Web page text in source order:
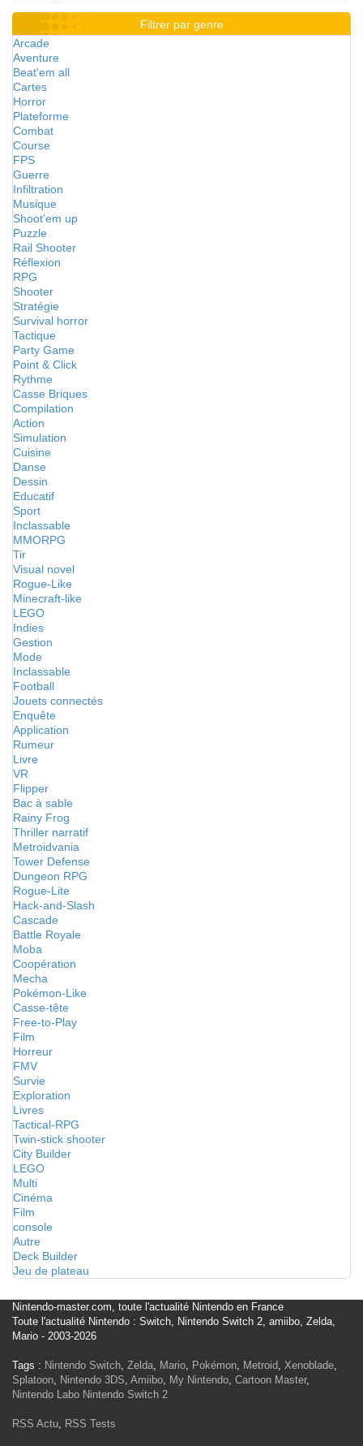
Filtrer par genre
Arcade
Aventure
Beat'em all
Cartes
Horror
Plateforme
Combat
Course
FPS
Guerre
Infiltration
Musique
Shoot'em up
Puzzle
Rail Shooter
Réflexion
RPG
Shooter
Stratégie
Survival horror
Tactique
Party Game
Point & Click
Rythme
Casse Briques
Compilation
Action
Simulation
Cuisine
Danse
Dessin
Educatif
Sport
Inclassable
MMORPG
Tir
Visual novel
Rogue-Like
Minecraft-like
LEGO
Indies
Gestion
Mode
Inclassable
Football
Jouets connectés
Enquête
Application
Rumeur
Livre
VR
Flipper
Bac à sable
Rainy Frog
Thriller narratif
Metroidvania
Tower Defense
Dungeon RPG
Rogue-Lite
Hack-and-Slash
Cascade
Battle Royale
Moba
Coopération
Mecha
Pokémon-Like
Casse-tête
Free-to-Play
Film
Horreur
FMV
Survie
Exploration
Livres
Tactical-RPG
Twin-stick shooter
City Builder
LEGO
Multi
Cinéma
Film
console
Autre
Deck Builder
Jeu de plateau
Nintendo-master.com, toute l'actualité Nintendo en France
Toute l'actualité Nintendo : Switch, Nintendo Switch 2, amiibo, Zelda,
Mario - 2003-2026
Tags : Nintendo Switch, Zelda, Mario, Pokémon, Metroid, Xenoblade,
Splatoon, Nintendo 3DS, Amiibo, My Nintendo, Cartoon Master,
Nintendo Labo Nintendo Switch 2
RSS Actu, RSS Tests